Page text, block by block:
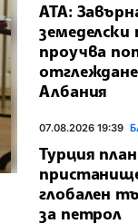
АТА:
проучва
Албания
07.08.2026 19:39
Турция
глобален
за петрол